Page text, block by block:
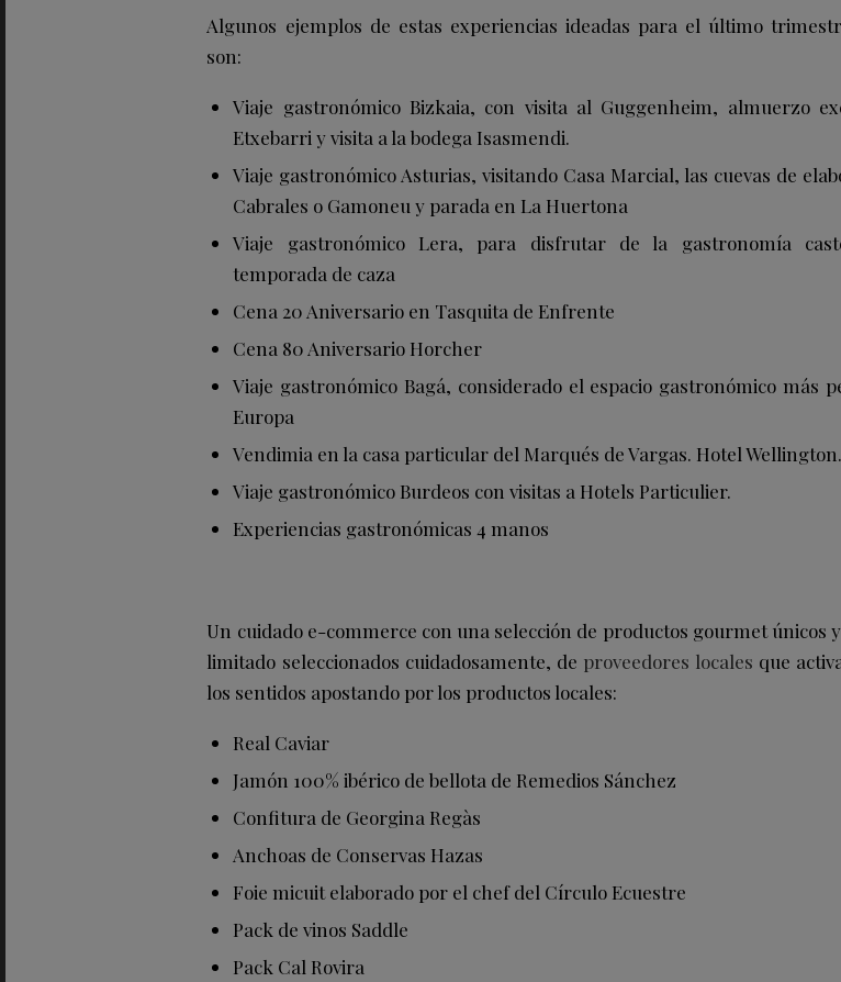
Algunos ejemplos de estas experiencias ideadas para el último
son:
Viaje gastronómico Bizkaia, con visita al Guggenheim, almuerzo
Etxebarri y visita a la bodega Isasmendi.
Viaje gastronómico Asturias, visitando Casa Marcial, las cuevas de
Cabrales o Gamoneu y parada en La Huertona
Viaje gastronómico Lera, para disfrutar de la gastronomía
temporada de caza
Cena 20 Aniversario en Tasquita de Enfrente
Cena 80 Aniversario Horcher
Viaje gastronómico Bagá, considerado el espacio gastronómico más
Europa
Vendimia en la casa particular del Marqués de Vargas. Hotel Wellington.
Viaje gastronómico Burdeos con visitas a Hotels Particulier.
Experiencias gastronómicas 4 manos
Un cuidado e-commerce con una selección de productos gourmet únicos
limitado seleccionados cuidadosamente, de proveedores locales que
los sentidos apostando por los productos locales:
Real Caviar
Jamón 100% ibérico de bellota de Remedios Sánchez
Confitura de Georgina Regàs
Anchoas de Conservas Hazas
Foie micuit elaborado por el chef del Círculo Ecuestre
Pack de vinos Saddle
Pack Cal Rovira